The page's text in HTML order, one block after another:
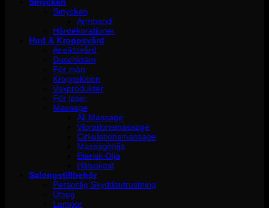
Smycken
Armband
Hårdekorationer
Hud & Kroppsvård
Ansiktsvård
Duschkräm
För män
Kroppslotion
Vaxprodukter
För laser
Massage
All Massage
Vibrationsmassage
Cirkulationsmassage
Massageolja
Eterisk Olja
Hälsokost
Salongstillbehör
Personlig Skyddsutrustning
Utsug
Lampor